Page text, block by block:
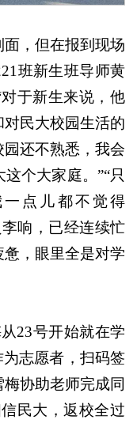
，但在报到现场
班新生班导师黄
于新生来说，他
民大校园生活的
还不熟悉，我会
个大家庭。”“只
点儿都不觉得
响，已经连续忙
，眼里全是对学
23号开始就在学
志愿者，扫码签
协助老师完成同
民大，返校全过